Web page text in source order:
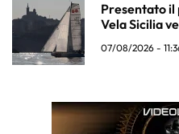
Presentato il
Vela Sicilia
07/08/2026 -